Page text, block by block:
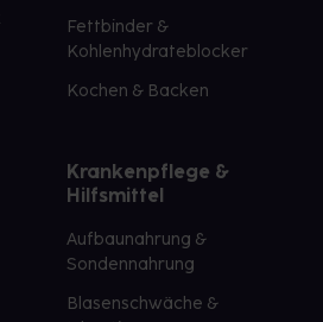
Fettbinder &
Kohlenhydrateblocker
Kochen & Backen
Krankenpflege &
Hilfsmittel
Aufbaunahrung &
Sondennahrung
Blasenschwäche &